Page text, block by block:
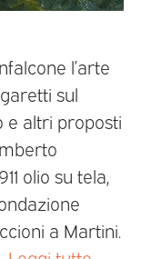
l’arte
sul
e altri proposti
olio su tela,
a Martini.